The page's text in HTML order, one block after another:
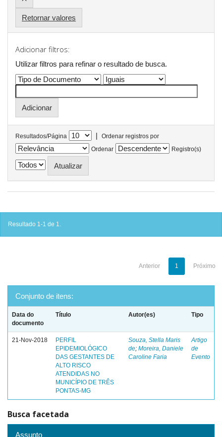
Retornar valores
Adicionar filtros:
Utilizar filtros para refinar o resultado de busca.
Resultados/Página |
Ordenar registros por
Ordenar
Registro(s)
Resultado 1-1 de 1.
Anterior 1 Próximo
Conjunto de itens:
Data do
documento
Título Autor(es) Tipo
21-Nov-2018
PERFIL
EPIDEMIOLÓGICO
DAS GESTANTES DE
ALTO RISCO
ATENDIDAS NO
MUNICÍPIO DE TRÊS
PONTAS-MG
Souza, Stella Maris
de; Moreira, Daniele
Caroline Faria
Artigo
de
Evento
Busca facetada
Assunto